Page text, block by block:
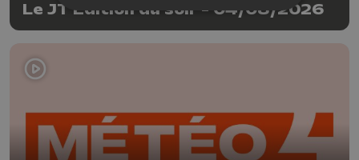
Le JT Edition du soir - 04/08/2026